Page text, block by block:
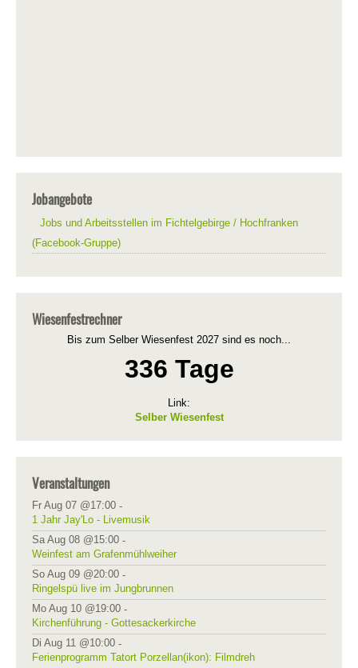
Jobangebote
Jobs und Arbeitsstellen im Fichtelgebirge / Hochfranken
(Facebook-Gruppe)
Wiesenfestrechner
Bis zum Selber Wiesenfest 2027 sind es noch...
336 Tage
Link:
Selber Wiesenfest
Veranstaltungen
Fr Aug 07 @17:00 -
1 Jahr Jay'Lo - Livemusik
Sa Aug 08 @15:00 -
Weinfest am Grafenmühlweiher
So Aug 09 @20:00 -
Ringelspü live im Jungbrunnen
Mo Aug 10 @19:00 -
Kirchenführung - Gottesackerkirche
Di Aug 11 @10:00 -
Ferienprogramm Tatort Porzellan(ikon): Filmdreh